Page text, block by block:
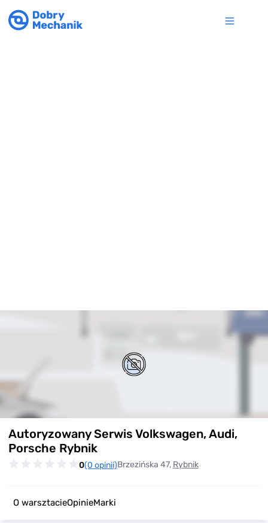
Autoryzowany Serwis Volkswagen, Audi,
Porsche Rybnik
0(0 opinii)Brzezińska 47, Rybnik
O warsztacieOpinieMarki